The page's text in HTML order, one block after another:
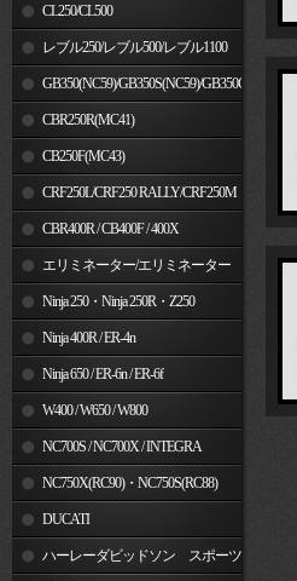
CL250/CL500
レブル250/レブル500/レブル1100
GB350(NC59)/GB350S(NC59)/GB350C(NC64)
CBR250R(MC41)
CB250F(MC43)
CRF250L/CRF250 RALLY/CRF250M
CBR400R / CB400F / 400X
エリミネーター/エリミネーター
SE Ninja 250・Ninja 250R・Z250
Ninja 400R / ER-4n
Ninja 650 / ER-6n / ER-6f
W400 / W650 / W800
NC700S / NC700X / INTEGRA
NC750X(RC90)・NC750S(RC88)
DUCATI
ハーレーダビッドソン スポーツ